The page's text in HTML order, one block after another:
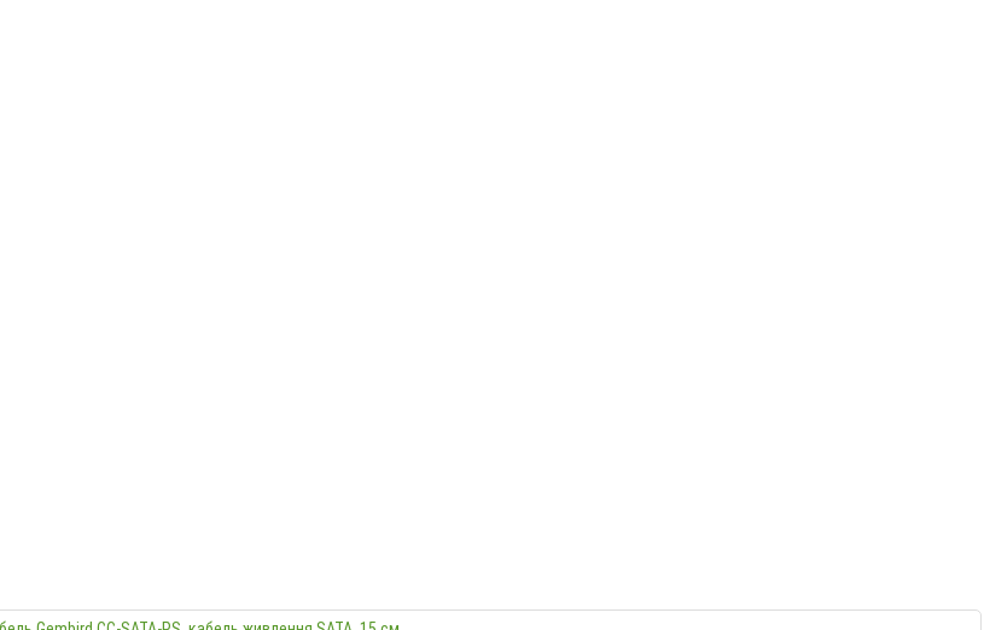
струм. Купити кабель живлення можна в «Долина Мрій».